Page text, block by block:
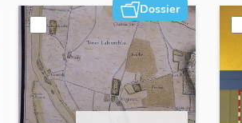
Dossier